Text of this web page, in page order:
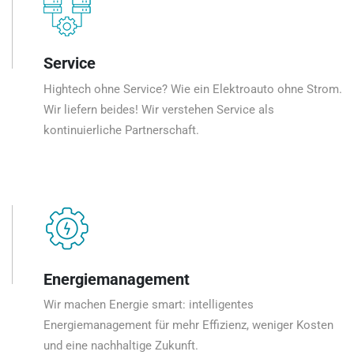
Service
Hightech ohne Service? Wie ein Elektroauto ohne Strom.
Wir liefern beides! Wir verstehen Service als
kontinuierliche Partnerschaft.
Energiemanagement
Wir machen Energie smart: intelligentes
Energiemanagement für mehr Effizienz, weniger Kosten
und eine nachhaltige Zukunft.